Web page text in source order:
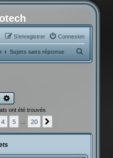
Connexion
S’enregistrer
Sujets sans réponse
e
h
Rechercher
ont été trouvés
4 5 20